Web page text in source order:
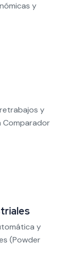
y
y
Comparador
y
(Powder